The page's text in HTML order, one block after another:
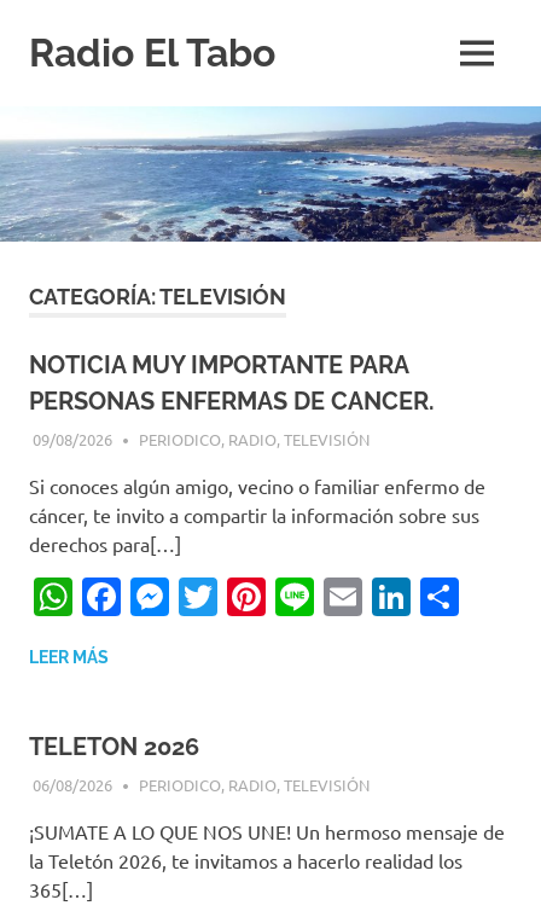
contenido
Radio El Tabo
Tabo
MENÚ
CATEGORÍA:TELEVISIÓN
NOTICIA MUY IMPORTANTE PARA
PERSONAS ENFERMAS DE CANCER.
09/08/2026 EDITOR-RET
PERIODICO, RADIO,TELEVISIÓN
Si conoces algún amigo, vecino o familiar enfermo de
cáncer, te invito a compartir la información sobre sus
derechos para[…]
WhatsApp
Facebook
Messenger
Twitter
Pinterest
LineEmail
LEER MÁS
TELETON 2026
06/08/2026 EDITOR-RET
PERIODICO, RADIO,TELEVISIÓN
¡SUMATE A LO QUE NOS UNE! Un hermoso mensaje de
la Teletón 2026, te invitamos a hacerlo realidad los
365[…]